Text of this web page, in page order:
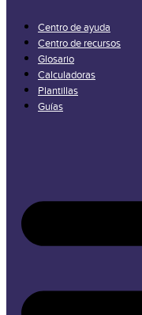
Centro de ayuda
Centro de recursos
Glosario
Calculadoras
Plantillas
Guías